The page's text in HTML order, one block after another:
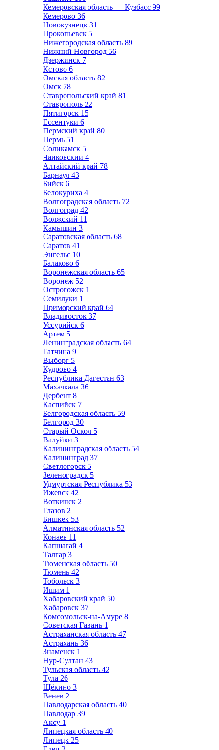
Кемеровская область — Кузбасс 99
Кемерово 36
Новокузнецк 31
Прокопьевск 5
Нижегородская область 89
Нижний Новгород 56
Дзержинск 7
Кстово 6
Омская область 82
Омск 78
Ставропольский край 81
Ставрополь 22
Пятигорск 15
Ессентуки 6
Пермский край 80
Пермь 51
Соликамск 5
Чайковский 4
Алтайский край 78
Барнаул 43
Бийск 6
Белокуриха 4
Волгоградская область 72
Волгоград 42
Волжский 11
Камышин 3
Саратовская область 68
Саратов 41
Энгельс 10
Балаково 6
Воронежская область 65
Воронеж 52
Острогожск 1
Семилуки 1
Приморский край 64
Владивосток 37
Уссурийск 6
Артем 5
Ленинградская область 64
Гатчина 9
Выборг 5
Кудрово 4
Республика Дагестан 63
Махачкала 36
Дербент 8
Каспийск 7
Белгородская область 59
Белгород 30
Старый Оскол 5
Валуйки 3
Калининградская область 54
Калининград 37
Светлогорск 5
Зеленоградск 5
Удмуртская Республика 53
Ижевск 42
Воткинск 2
Глазов 2
Бишкек 53
Алматинская область 52
Конаев 11
Капшагай 4
Талгар 3
Тюменская область 50
Тюмень 42
Тобольск 3
Ишим 1
Хабаровский край 50
Хабаровск 37
Комсомольск-на-Амуре 8
Советская Гавань 1
Астраханская область 47
Астрахань 36
Знаменск 1
Нур-Султан 43
Тульская область 42
Тула 26
Щёкино 3
Венев 2
Павлодарская область 40
Павлодар 39
Аксу 1
Липецкая область 40
Липецк 25